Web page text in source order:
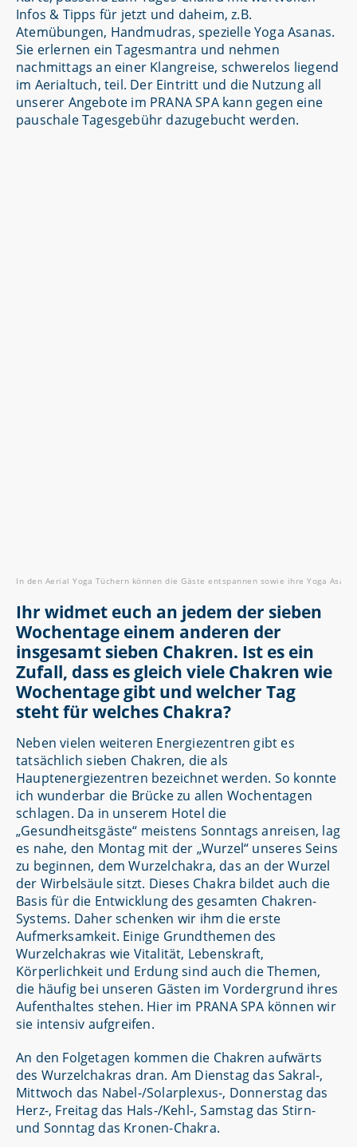
Infos & Tipps für jetzt und daheim, z.B.
Atemübungen, Handmudras, spezielle Yoga Asanas.
Sie erlernen ein Tagesmantra und nehmen
nachmittags an einer Klangreise, schwerelos liegend
im Aerialtuch, teil. Der Eintritt und die Nutzung all
unserer Angebote im PRANA SPA kann gegen eine
pauschale Tagesgebühr dazugebucht werden.
In den Aerial Yoga Tüchern können die Gäste entspannen sowie ihre Yoga
Ihr widmet euch an jedem der sieben
Wochentage einem anderen der
insgesamt sieben Chakren. Ist es ein
Zufall, dass es gleich viele Chakren wie
Wochentage gibt und welcher Tag
steht für welches Chakra?
Neben vielen weiteren Energiezentren gibt es
tatsächlich sieben Chakren, die als
Hauptenergiezentren bezeichnet werden. So konnte
ich wunderbar die Brücke zu allen Wochentagen
schlagen. Da in unserem Hotel die
„Gesundheitsgäste“ meistens Sonntags anreisen, lag
es nahe, den Montag mit der „Wurzel“ unseres Seins
zu beginnen, dem Wurzelchakra, das an der Wurzel
der Wirbelsäule sitzt. Dieses Chakra bildet auch die
Basis für die Entwicklung des gesamten Chakren-
Systems. Daher schenken wir ihm die erste
Aufmerksamkeit. Einige Grundthemen des
Wurzelchakras wie Vitalität, Lebenskraft,
Körperlichkeit und Erdung sind auch die Themen,
die häufig bei unseren Gästen im Vordergrund ihres
Aufenthaltes stehen. Hier im PRANA SPA können wir
sie intensiv aufgreifen.
An den Folgetagen kommen die Chakren aufwärts
des Wurzelchakras dran. Am Dienstag das Sakral-,
Mittwoch das Nabel-/Solarplexus-, Donnerstag das
Herz-, Freitag das Hals-/Kehl-, Samstag das Stirn-
und Sonntag das Kronen-Chakra.